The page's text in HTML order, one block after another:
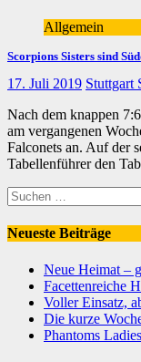
Allgemein
Scorpions Sisters sind
17. Juli 2019 Stuttgart
Nach dem knappen
am vergangenen
Falconets an. Auf der
Tabellenführer den
Suchen
nach:
Neueste Beiträge
Neue Heimat –
Facettenreiche
Voller Einsatz,
Die kurze
Phantoms